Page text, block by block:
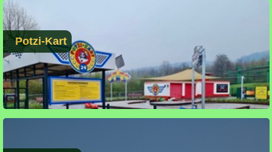
Potzi-Kart